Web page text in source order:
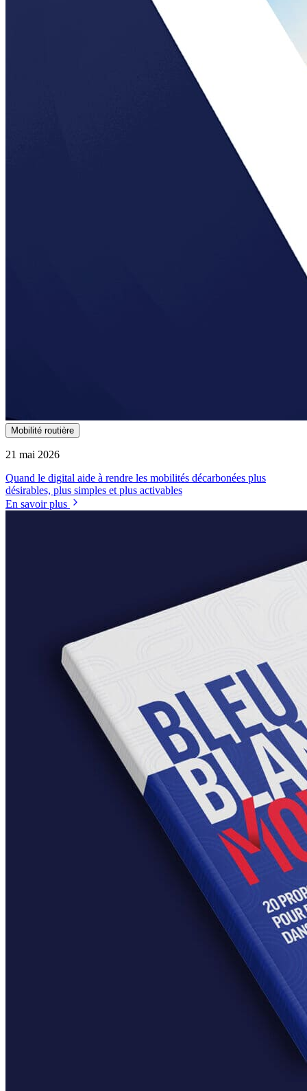
Mobilité routière
21 mai 2026
Quand le digital aide à rendre les mobilités décarbonées plus
désirables, plus simples et plus activables
En savoir plus